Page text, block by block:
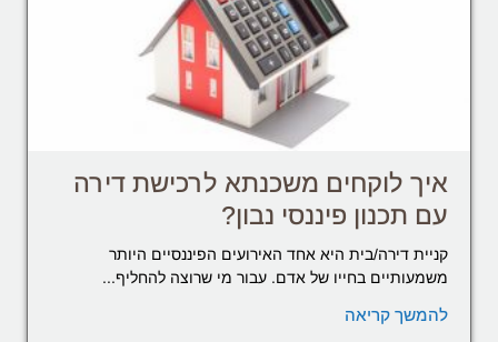
איך לוקחים משכנתא לרכישת דירה
עם תכנון פיננסי נבון?
קניית דירה/בית היא אחד האירועים הפיננסיים היותר
משמעותיים בחייו של אדם. עבור מי שרוצה להחליף...
להמשך קריאה